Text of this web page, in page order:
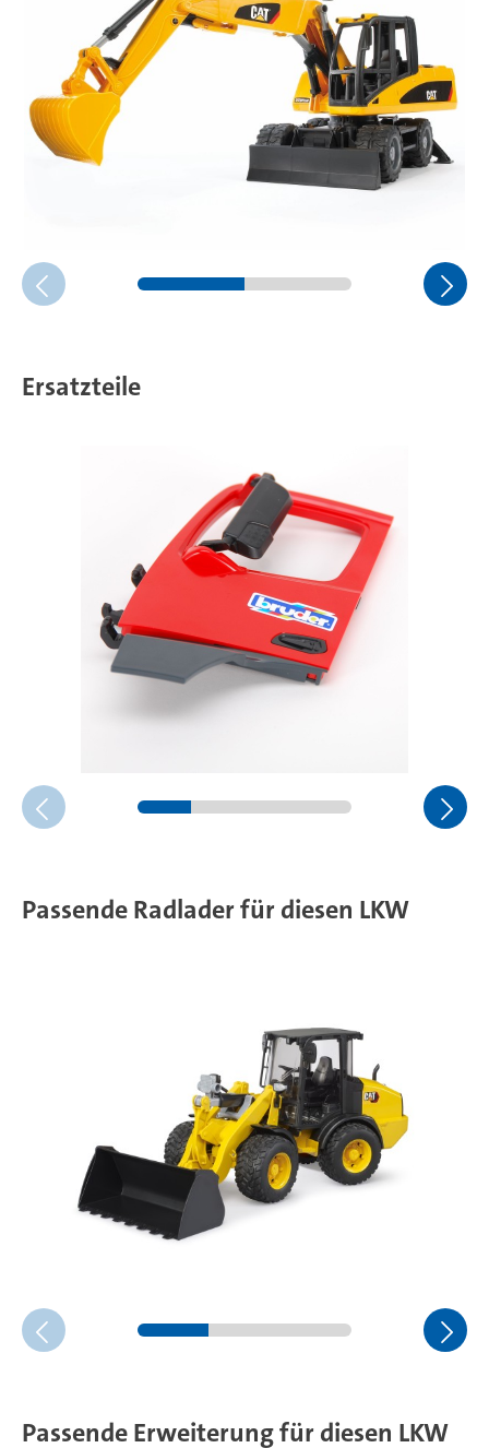
Ersatzteile
Passende Radlader für diesen LKW
Passende Erweiterung für diesen LKW